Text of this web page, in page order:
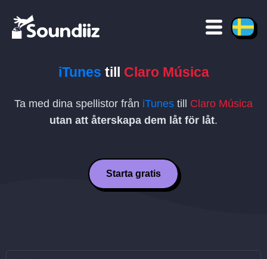
iTunes till Claro Música
Ta med dina spellistor från iTunes till Claro Música
utan att återskapa dem låt för låt.
Starta gratis